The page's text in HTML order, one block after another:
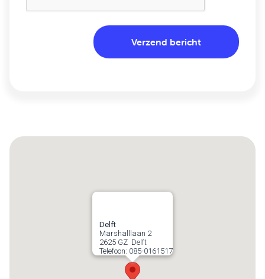
Delft
Marshalllaan 2
2625 GZ Delft
Telefoon: 085-0161517